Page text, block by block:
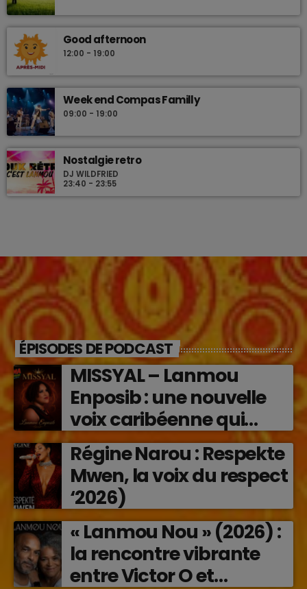
Good afternoon
12:00 - 19:00
Week end Compas Familly
09:00 - 19:00
Nostalgie retro
DJ WILDFRIED
23:40 - 23:55
ÉPISODES DE PODCAST
MISSYAL – Lanmou
Enposib : une nouvelle
voix caribéenne qui
transforme les émotions
en musique (2026)
Régine Narou : Respekte
Mwen, la voix du respect
‘2026)
« Lanmou Nou » (2026) :
la rencontre vibrante
entre Victor O et